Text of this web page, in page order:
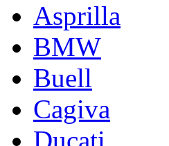
Asprilla
BMW
Buell
Cagiva